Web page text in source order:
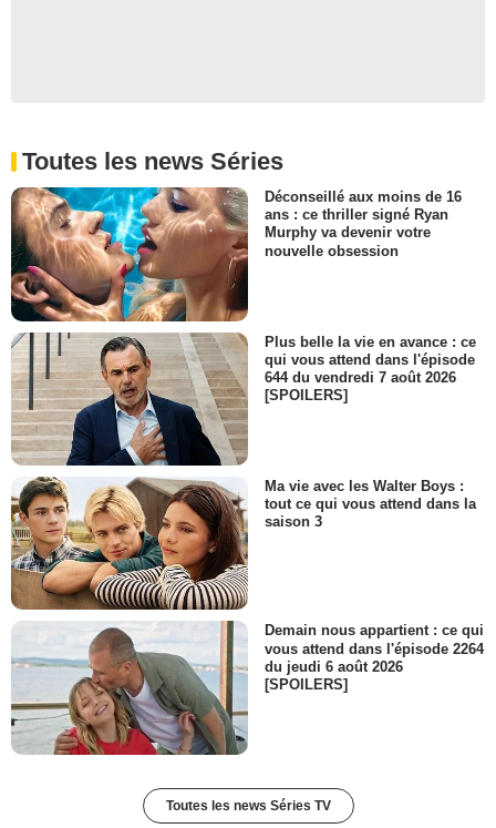
Toutes les news Séries
Déconseillé aux moins de 16
ans : ce thriller signé Ryan
Murphy va devenir votre
nouvelle obsession
Plus belle la vie en avance : ce
qui vous attend dans l'épisode
644 du vendredi 7 août 2026
[SPOILERS]
Ma vie avec les Walter Boys :
tout ce qui vous attend dans la
saison 3
Demain nous appartient : ce qui
vous attend dans l'épisode 2264
du jeudi 6 août 2026
[SPOILERS]
Toutes les news Séries TV